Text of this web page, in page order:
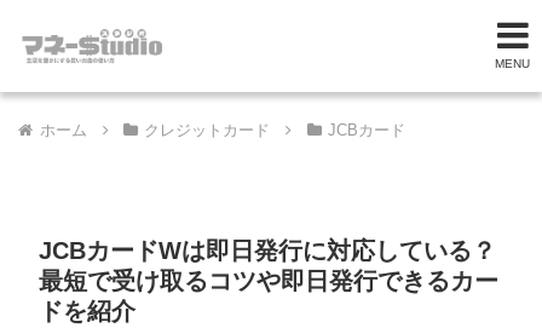
MENU
ホーム クレジットカード JCBカード
JCBカードWは即日発行に対応している？
最短で受け取るコツや即日発行できるカー
ドを紹介